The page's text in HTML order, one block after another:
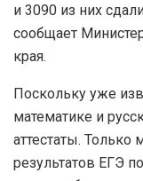
и 3090 из них
сообщает
края.
Поскольку уже
математике и
аттестаты. Только
результатов ЕГЭ